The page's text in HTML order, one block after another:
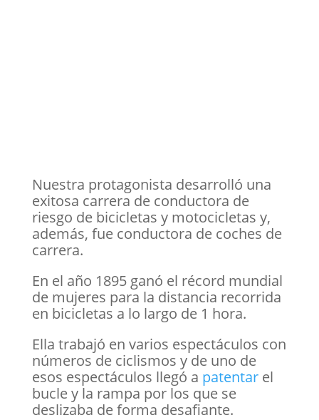
Nuestra protagonista desarrolló una
exitosa carrera de conductora de
riesgo de bicicletas y motocicletas y,
además, fue conductora de coches de
carrera.
En el año 1895 ganó el récord mundial
de mujeres para la distancia recorrida
en bicicletas a lo largo de 1 hora.
Ella trabajó en varios espectáculos con
números de ciclismos y de uno de
esos espectáculos llegó a patentarel
bucle y la rampa por los que se
deslizaba de forma desafiante.